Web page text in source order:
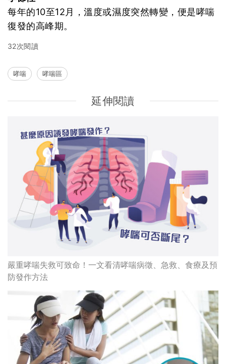
每年的10至12月，溫度或濕度突然轉變，便是哮喘
復發的高峰期。
32次閱讀
哮喘 哮喘區
延伸閱讀
嚴重哮喘失救可致命！一文看清哮喘病徵、急救、食療及預
防發作方法